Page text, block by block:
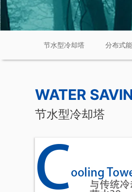
节水型冷却塔 分布式
WATER
节水型冷却塔